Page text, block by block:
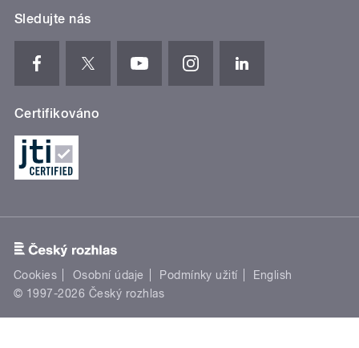
Sledujte nás
Certifikováno
Cookies Osobní údaje Podmínky užití
English
© 1997-2026 Český rozhlas